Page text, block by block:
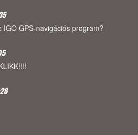
IGO GPS-navigációs program?